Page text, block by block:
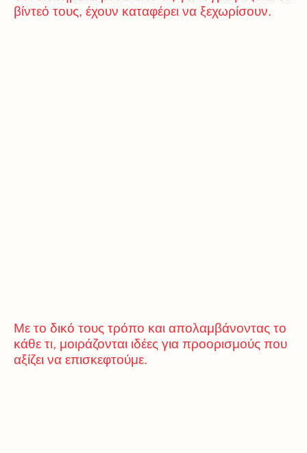
βίντεό τους, έχουν καταφέρει να ξεχωρίσουν.
Με το δικό τους τρόπο και απολαμβάνοντας το
κάθε τι, μοιράζονται ιδέες για προορισμούς που
αξίζει να επισκεφτούμε.